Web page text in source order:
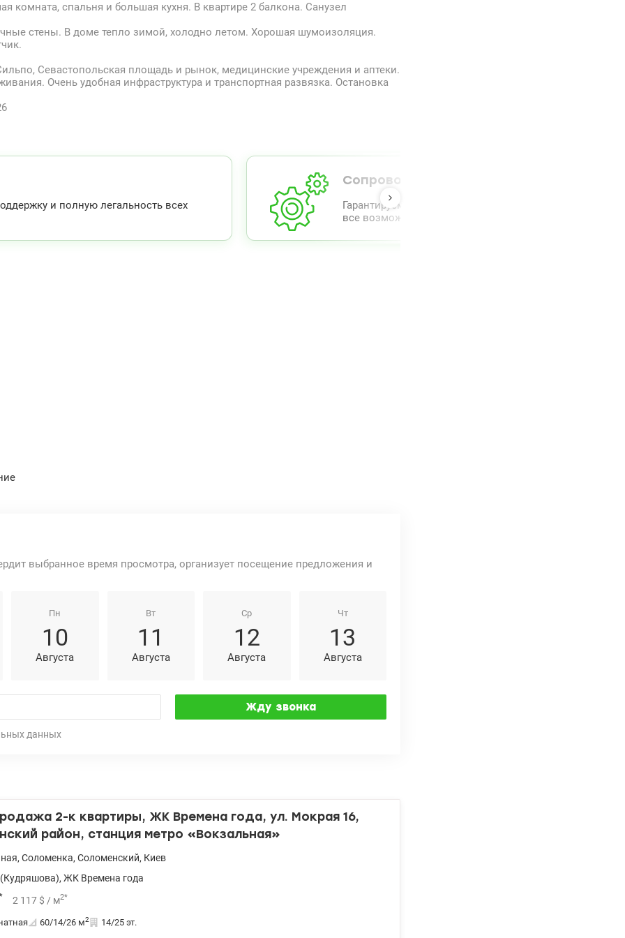
комната, спальня и большая кухня. В квартире 2 балкона. Санузел
стены. В доме тепло зимой, холодно летом. Хорошая шумоизоляция.
Севастопольская площадь и рынок, медицинские учреждения и аптеки.
Очень удобная инфраструктура и транспортная развязка. Остановка
и полную легальность всех
Сопровождение от А до Я
Гарантируем полный комлпекс сопровождения и
все возможное для облегчения процесса.
выбранное время просмотра, организует посещение предложения и
Пн
10
Августа
Вт
11
Августа
Ср
12
Августа
Чт
13
Августа
данных
2-к квартиры, ЖК Времена года, ул. Мокрая 16,
район, станция метро «Вокзальная»
, Соломенка, Соломенский, Киев
, ЖК Времена года
2 117 $ / м2*
60/14/26 м2 14/25 эт.